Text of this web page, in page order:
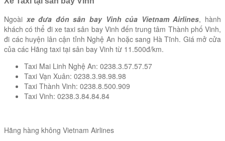
Ngoài xe đưa đón sân bay Vinh của Vietnam Airlines, hành
khách có thể đi xe taxi sân bay Vinh đến trung tâm Thành phố Vinh,
đi các huyện lân cận tỉnh Nghệ An hoặc sang Hà Tĩnh. Giá mở cửa
của các Hãng taxi tại sân bay Vinh từ 11.500đ/km.
Taxi Mai Linh Nghệ An: 0238.3.57.57.57
Taxi Vạn Xuân: 0238.3.98.98.98
Taxi Thành Vinh: 0238.8.500.909
Taxi Vinh: 0238.3.84.84.84
Hãng hàng không Vietnam Airlines